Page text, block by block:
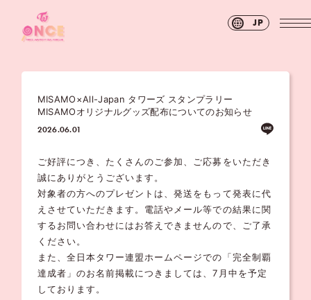
JP
MISAMO×All-Japan タワーズ スタンプラリー
MISAMOオリジナルグッズ配布についてのお知らせ
2026.06.01
ご好評につき、たくさんのご参加、ご応募をいただき
誠にありがとうございます。
対象者の方へのプレゼントは、発送をもって発表に代
えさせていただきます。電話やメール等での結果に関
するお問い合わせにはお答えできませんので、ご了承
ください。
また、全日本タワー連盟ホームページでの「完全制覇
達成者」のお名前掲載につきましては、7月中を予定
しております。